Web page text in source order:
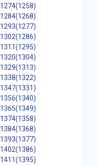
1274(1258)
1284(1268)
1293(1277)
1302(1286)
1311(1295)
1320(1304)
1329(1313)
1338(1322)
1347(1331)
1356(1340)
1365(1349)
1374(1358)
1384(1368)
1393(1377)
1402(1386)
1411(1395)